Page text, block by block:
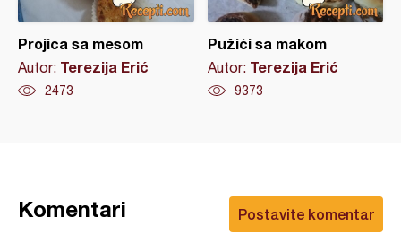
Projica sa mesom
Autor: Terezija Erić
2473
Pužići sa makom
Autor: Terezija Erić
9373
Postavite komentar
Komentari